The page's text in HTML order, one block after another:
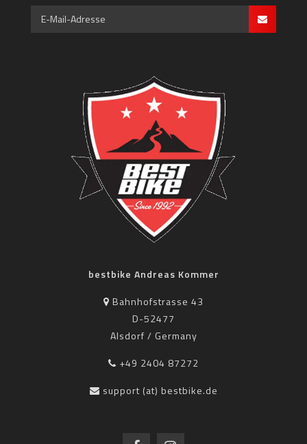
bestbike Andreas Kommer
Bahnhofstrasse 43
D-52477
Alsdorf / Germany
+49 2404 87272
support (at) bestbike.de